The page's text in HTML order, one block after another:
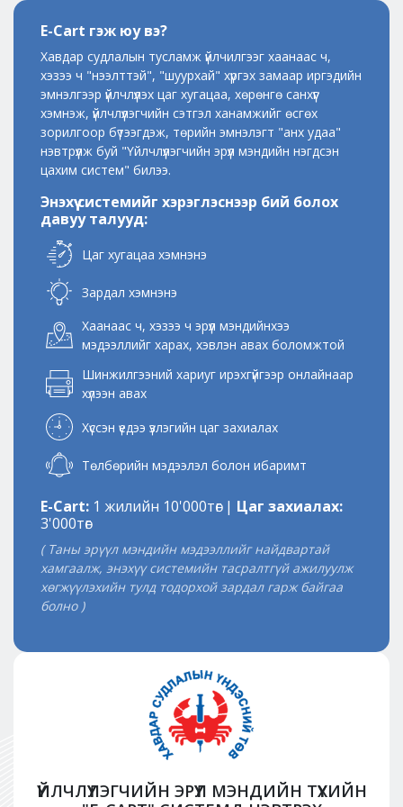
E-Cart гэж юу вэ?
Хавдар судлалын тусламж үйлчилгээг хаанаас ч,
хэзээ ч "нээлттэй", "шуурхай" хүргэх замаар иргэдийн
эмнэлгээр үйлчлүүлэх цаг хугацаа, хөрөнгө санхүүг
хэмнэж, үйлчлүүлэгчийн сэтгэл ханамжийг өсгөх
зорилгоор бүтээгдэж, төрийн эмнэлэгт "анх удаа"
нэвтрүүлж буй "Үйлчлүүлэгчийн эрүүл мэндийн нэгдсэн
цахим систем" билээ.
Энэхүү системийг хэрэглэснээр бий болох
давуу талууд:
Цаг хугацаа хэмнэнэ
Зардал хэмнэнэ
Хаанаас ч, хэзээ ч эрүүл мэндийнхээ
мэдээллийг харах, хэвлэн авах боломжтой
Шинжилгээний хариуг ирэхгүйгээр онлайнаар
хүлээн авах
Хүссэн үедээ үзлэгийн цаг захиалах
Төлбөрийн мэдээлэл болон ибаримт
E-Cart: 1 жилийн 10'000төг | Цаг захиалах:
3'000төг
( Таны эрүүл мэндийн мэдээллийг найдвартай
хамгаалж, энэхүү системийн тасралтгүй ажилуулж
хөгжүүлэхийн тулд тодорхой зардал гарж байгаа
болно )
ҮЙЛЧЛҮҮЛЭГЧИЙН ЭРҮҮЛ МЭНДИЙН ТҮҮХИЙН